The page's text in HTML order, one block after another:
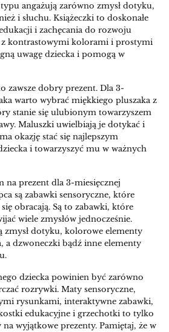
angażują zarówno zmysł dotyku,
i słuchu. Książeczki to doskonałe
i zachęcania do rozwoju
z kontrastowymi kolorami i prostymi
uwagę dziecka i pomogą w
zawsze dobry prezent. Dla 3-
warto wybrać miękkiego pluszaka z
stanie się ulubionym towarzyszem
Maluszki uwielbiają je dotykać i
okazję stać się najlepszym
i towarzyszyć mu w ważnych
na prezent dla 3-miesięcznej
są zabawki sensoryczne, które
obracają. Są to zabawki, które
wiele zmysłów jednocześnie.
zmysł dotyku, kolorowe elementy
a dzwoneczki bądź inne elementy
dziecka powinien być zarówno
rozrywki. Maty sensoryczne,
rysunkami, interaktywne zabawki,
edukacyjne i grzechotki to tylko
wyjątkowe prezenty. Pamiętaj, że w